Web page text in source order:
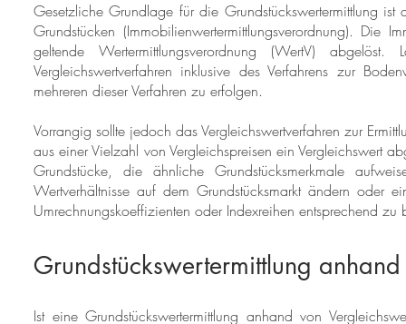
Gesetzliche Grundlage für die Grundstückswertermittlung
Grundstücken (Immobilienwertermittlungsverordnung).
geltende Wertermittlungsverordnung (WertV)
Vergleichswertverfahren inklusive des Verfahrens zur
mehreren dieser Verfahren zu erfolgen.
Vorrangig sollte jedoch das Vergleichswertverfahren zur
aus einer Vielzahl von Vergleichspreisen ein Vergleichswert
Grundstücke, die ähnliche Grundstücksmerkmale
Wertverhältnisse auf dem Grundstücksmarkt ändern oder
Umrechnungskoeffizienten oder Indexreihen entsprechend zu
Grundstückswertermittlung
Ist eine Grundstückswertermittlung anhand von